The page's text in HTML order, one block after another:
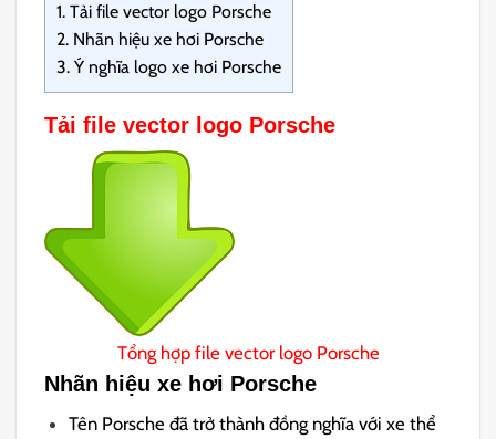
1. Tải file vector logo Porsche
2. Nhãn hiệu xe hơi Porsche
3. Ý nghĩa logo xe hơi Porsche
Tải file vector logo Porsche
Tổng hợp file vector logo Porsche
Nhãn hiệu xe hơi Porsche
Tên Porsche đã trở thành đồng nghĩa với xe thể